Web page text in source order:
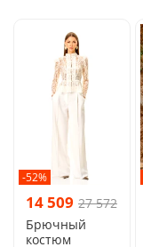
-52%
14 509 27 572
Брючный
костюм